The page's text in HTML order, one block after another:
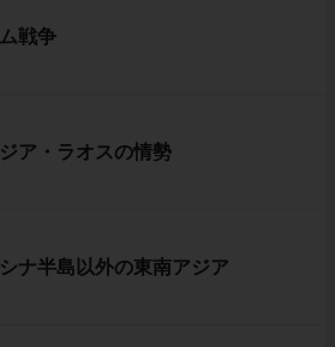
戦争
ア・ラオスの情勢
ナ半島以外の東南アジア